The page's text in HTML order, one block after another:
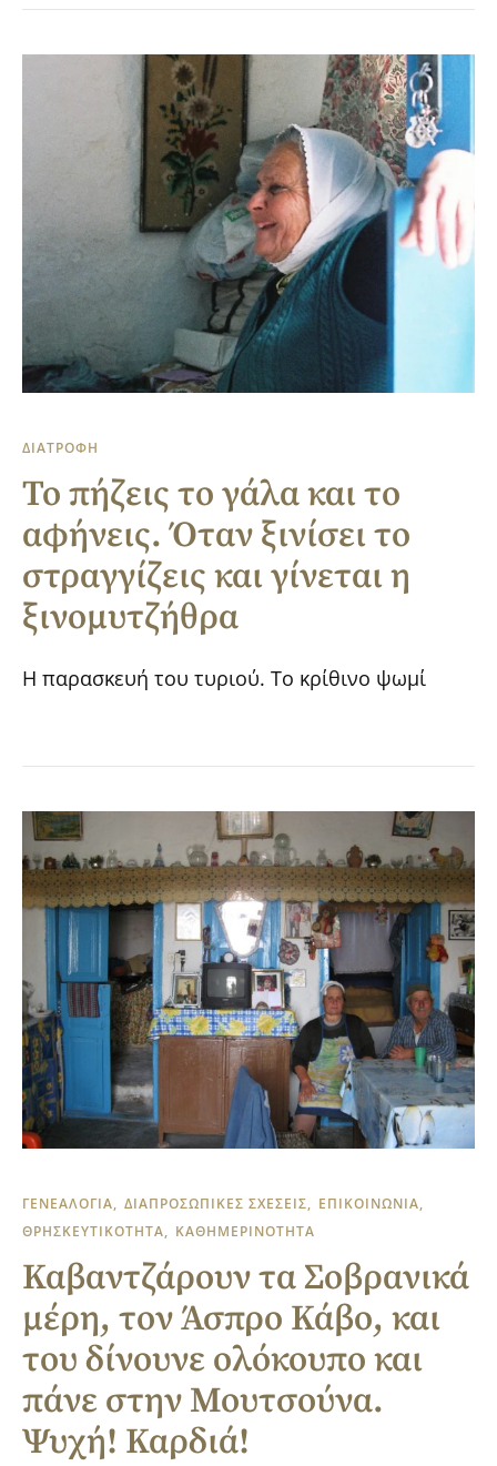
ΔΙΑΤΡΟΦΗ
Το πήζεις το γάλα και το
αφήνεις. Όταν ξινίσει το
στραγγίζεις και γίνεται η
ξινομυτζήθρα
Η παρασκευή του τυριού. Το κρίθινο ψωμί
ΓΕΝΕΑΛΟΓΙΑ ΔΙΑΠΡΟΣΩΠΙΚΕΣ ΣΧΕΣΕΙΣ
ΕΠΙΚΟΙΝΩΝΙΑ
ΘΡΗΣΚΕΥΤΙΚΟΤΗΤΑ
ΚΑΘΗΜΕΡΙΝΟΤΗΤΑ
Καβαντζάρουν τα Σοβρανικά
μέρη, τον Άσπρο Κάβο, και
του δίνουνε ολόκουπο και
πάνε στην Μουτσούνα.
Ψυχή! Καρδιά!